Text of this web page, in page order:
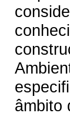
âmbito